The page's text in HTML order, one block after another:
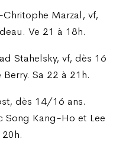
Chritophe Marzal, vf,
Ve 21 à 18h.
Stahelsky, vf, dès 16
Sa 22 à 21h.
dès 14/16 ans.
Song Kang-Ho et Lee